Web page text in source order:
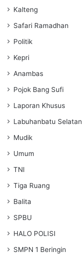
Kalteng
Safari Ramadhan
Politik
Kepri
Anambas
Pojok Bang Sufi
Laporan Khusus
Labuhanbatu Selatan
Mudik
Umum
TNI
Tiga Ruang
Balita
SPBU
HALO POLISI
SMPN 1 Beringin